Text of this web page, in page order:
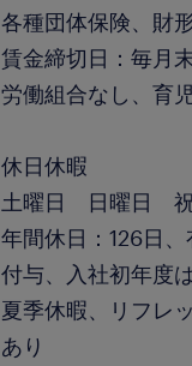
各種団体保険、財
賃金締切日：毎月
労働組合なし、育
休日休暇
土曜日 日曜日
年間休日：126日
付与、入社初年度
夏季休暇、リフレ
あり